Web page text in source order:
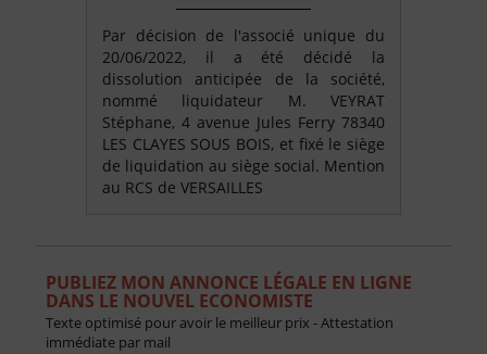
Par décision de l'associé unique du
20/06/2022, il a été décidé la
dissolution anticipée de la société,
nommé liquidateur M. VEYRAT
Stéphane, 4 avenue Jules Ferry 78340
LES CLAYES SOUS BOIS, et fixé le siège
de liquidation au siège social. Mention
au RCS de VERSAILLES
PUBLIEZ MON ANNONCE LÉGALE EN LIGNE
DANS LE NOUVEL ECONOMISTE
Texte optimisé pour avoir le meilleur prix - Attestation
immédiate par mail